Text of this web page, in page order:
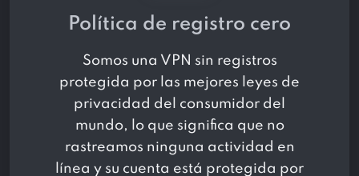
Política de registro cero
Somos una VPN sin registros
protegida por las mejores leyes de
privacidad del consumidor del
mundo, lo que significa que no
rastreamos ninguna actividad en
línea y su cuenta está protegida por